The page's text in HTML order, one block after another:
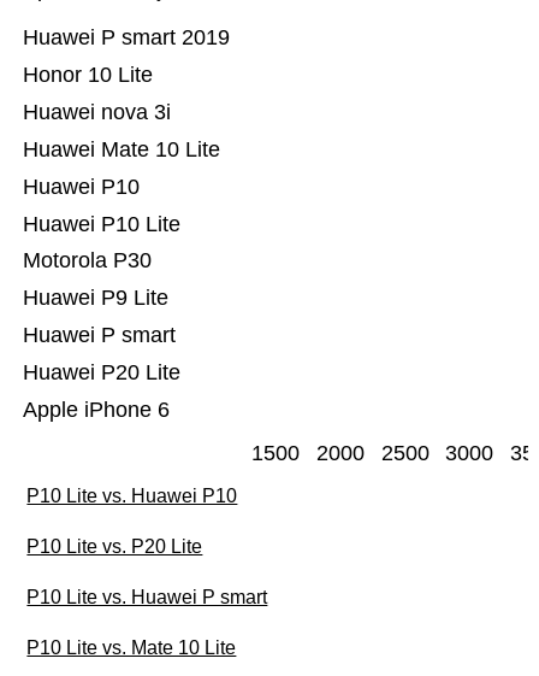
Apple iPhone 6
Huawei P20 Lite
Huawei P smart
Huawei P9 Lite
Motorola P30
Huawei P10 Lite
Huawei P10
Huawei Mate 10 Lite
Huawei nova 3i
Honor 10 Lite
Huawei P smart 2019
1500 2000 2500 3000
P10 Lite vs. Huawei P10
P10 Lite vs. P20 Lite
P10 Lite vs. Huawei P smart
P10 Lite vs. Mate 10 Lite